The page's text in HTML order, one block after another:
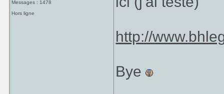
Messages : 1478
Hors ligne
http://
Bye